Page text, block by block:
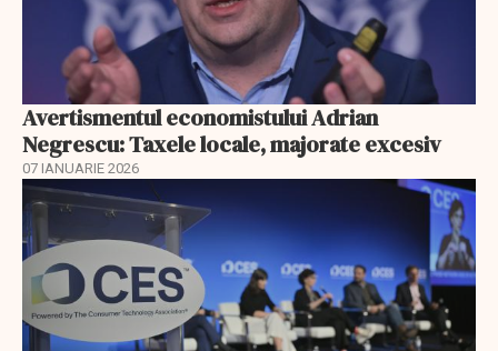
Avertismentul economistului Adrian
Negrescu: Taxele locale, majorate excesiv
07 IANUARIE 2026